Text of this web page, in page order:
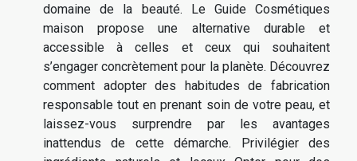
domaine de la beauté. Le Guide Cosmétiques
maison propose une alternative durable et
accessible à celles et ceux qui souhaitent
s’engager concrètement pour la planète. Découvrez
comment adopter des habitudes de fabrication
responsable tout en prenant soin de votre peau, et
laissez-vous surprendre par les avantages
inattendus de cette démarche. Privilégier des